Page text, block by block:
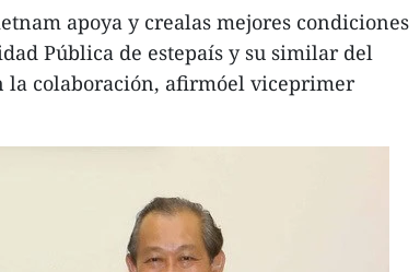
apoya y crealas mejores condiciones
Pública de estepaís y su similar del
colaboración, afirmóel viceprimer